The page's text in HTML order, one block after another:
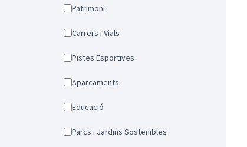
Patrimoni
Carrers i Vials
Pistes Esportives
Aparcaments
Educació
Parcs i Jardins Sostenibles